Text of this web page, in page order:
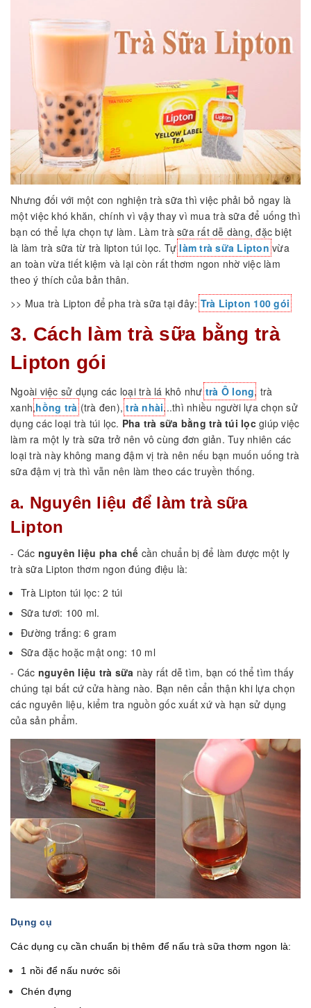
Nhưng đối với một con nghiện trà sữa thì việc phải bỏ ngay là
một việc khó khăn, chính vì vậy thay vì mua trà sữa để uống thì
bạn có thể lựa chọn tự làm. Làm trà sữa rất dễ dàng, đặc biệt
là làm trà sữa từ trà lipton túi lọc. Tựlàm trà sữa Liptonvừa
an toàn vừa tiết kiệm và lại còn rất thơm ngon nhờ việc làm
theo ý thích của bản thân.
>> Mua trà Lipton để pha trà sữa tại đây:Trà Lipton 100 gói
3. Cách làm trà sữa bằng trà
Lipton gói
Ngoài việc sử dụng các loại trà lá khô nhưtrà Ô long, trà
xanh,hồng trà(trà đen),trà nhài...thì nhiều người lựa chọn sử
dụng các loại trà túi lọc. Pha trà sữa bằng trà túi lọcgiúp việc
làm ra một ly trà sữa trở nên vô cùng đơn giản. Tuy nhiên các
loại trà này không mang đậm vị trà nên nếu bạn muốn uống trà
sữa đậm vị trà thì vẫn nên làm theo các truyền thống.
a. Nguyên liệu để làm trà sữa
Lipton
- Các nguyên liệu pha chế cần chuẩn bị để làm được một ly
trà sữa Lipton thơm ngon đúng điệu là:
Trà Lipton túi lọc: 2 túi
Sữa tươi: 100 ml.
Đường trắng: 6 gram
Sữa đặc hoặc mật ong: 10 ml
- Các nguyên liệu trà sữa này rất dễ tìm, bạn có thể tìm thấy
chúng tại bất cứ cửa hàng nào. Bạn nên cẩn thận khi lựa chọn
các nguyên liệu, kiểm tra nguồn gốc xuất xứ và hạn sử dụng
của sản phẩm.
Dụng cụ
Các dụng cụ cần chuẩn bị thêm để nấu trà sữa thơm ngon là:
1 nồi để nấu nước sôi
Chén đựng